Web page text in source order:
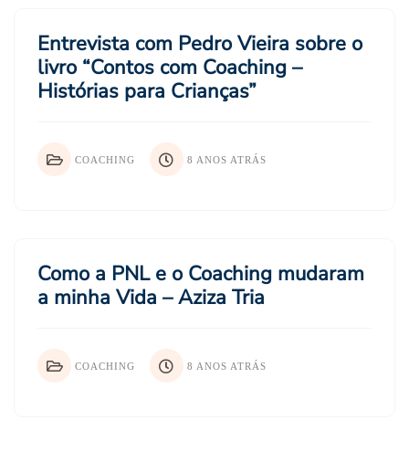
Entrevista com Pedro Vieira sobre o
livro “Contos com Coaching –
Histórias para Crianças”
COACHING 8 ANOS ATRÁS
Como a PNL e o Coaching mudaram
a minha Vida – Aziza Tria
COACHING 8 ANOS ATRÁS